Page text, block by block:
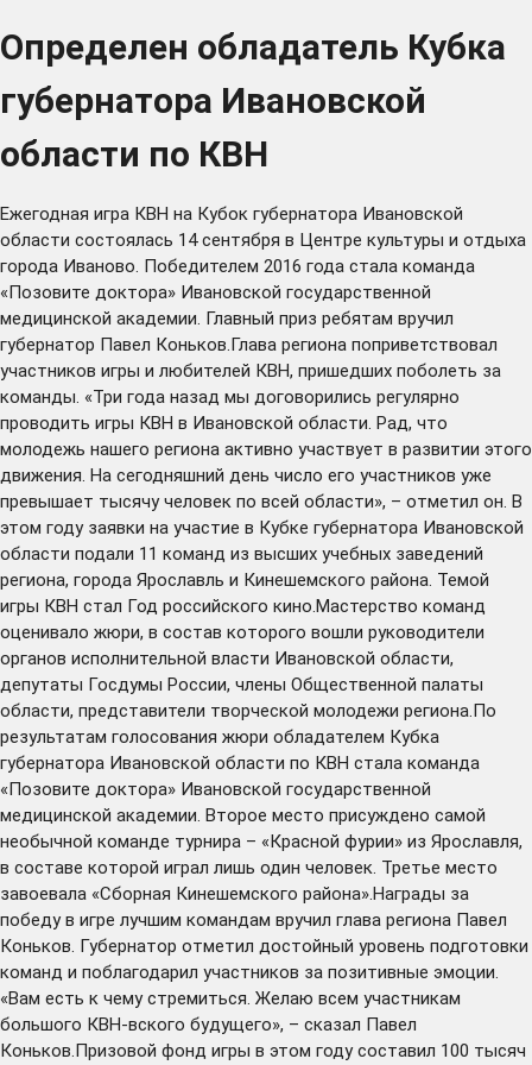
Определен обладатель Кубка
губернатора Ивановской
области по КВН
Ежегодная игра КВН на Кубок губернатора Ивановской
области состоялась 14 сентября в Центре культуры и отдыха
города Иваново. Победителем 2016 года стала команда
«Позовите доктора» Ивановской государственной
медицинской академии. Главный приз ребятам вручил
губернатор Павел Коньков.Глава региона поприветствовал
участников игры и любителей КВН, пришедших поболеть за
команды. «Три года назад мы договорились регулярно
проводить игры КВН в Ивановской области. Рад, что
молодежь нашего региона активно участвует в развитии этого
движения. На сегодняшний день число его участников уже
превышает тысячу человек по всей области», – отметил он. В
этом году заявки на участие в Кубке губернатора Ивановской
области подали 11 команд из высших учебных заведений
региона, города Ярославль и Кинешемского района. Темой
игры КВН стал Год российского кино.Мастерство команд
оценивало жюри, в состав которого вошли руководители
органов исполнительной власти Ивановской области,
депутаты Госдумы России, члены Общественной палаты
области, представители творческой молодежи региона.По
результатам голосования жюри обладателем Кубка
губернатора Ивановской области по КВН стала команда
«Позовите доктора» Ивановской государственной
медицинской академии. Второе место присуждено самой
необычной команде турнира – «Красной фурии» из Ярославля,
в составе которой играл лишь один человек. Третье место
завоевала «Сборная Кинешемского района».Награды за
победу в игре лучшим командам вручил глава региона Павел
Коньков. Губернатор отметил достойный уровень подготовки
команд и поблагодарил участников за позитивные эмоции.
«Вам есть к чему стремиться. Желаю всем участникам
большого КВН-вского будущего», – сказал Павел
Коньков.Призовой фонд игры в этом году составил 100 тысяч